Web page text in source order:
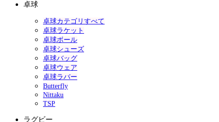
卓球
卓球カテゴリすべて
卓球ラケット
卓球ボール
卓球シューズ
卓球バッグ
卓球ウェア
卓球ラバー
Butterfly
Nittaku
TSP
ラグビー